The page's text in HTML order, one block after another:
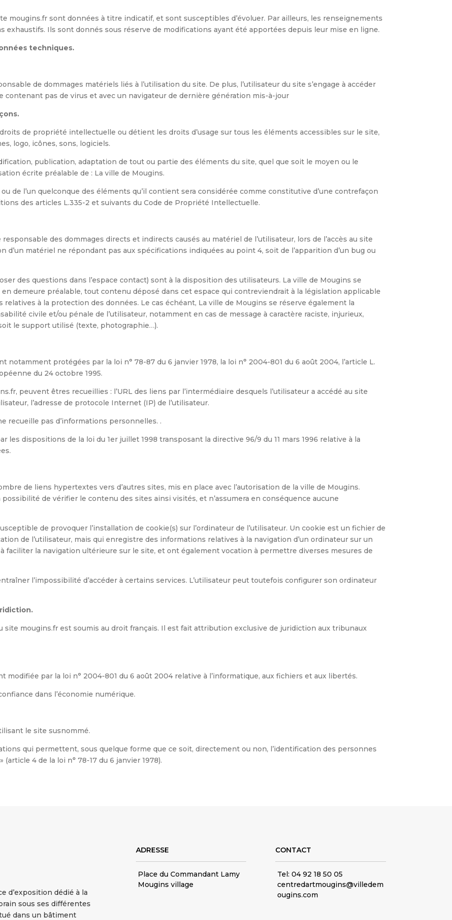
mougins.fr sont données à titre indicatif, et sont susceptibles d’évoluer. Par ailleurs, les renseignements
exhaustifs. Ils sont donnés sous réserve de modifications ayant été apportées depuis leur mise en ligne.
techniques.
de dommages matériels liés à l’utilisation du site. De plus, l’utilisateur du site s’engage à accéder
pas de virus et avec un navigateur de dernière génération mis-à-jour
de propriété intellectuelle ou détient les droits d’usage sur tous les éléments accessibles sur le site,
logo, icônes, sons, logiciels.
publication, adaptation de tout ou partie des éléments du site, quel que soit le moyen ou le
écrite préalable de : La ville de Mougins.
de l’un quelconque des éléments qu’il contient sera considérée comme constitutive d’une contrefaçon
des articles L.335-2 et suivants du Code de Propriété Intellectuelle.
des dommages directs et indirects causés au matériel de l’utilisateur, lors de l’accès au site
d’un matériel ne répondant pas aux spécifications indiquées au point 4, soit de l’apparition d’un bug ou
des questions dans l’espace contact) sont à la disposition des utilisateurs. La ville de Mougins se
demeure préalable, tout contenu déposé dans cet espace qui contreviendrait à la législation applicable
à la protection des données. Le cas échéant, La ville de Mougins se réserve également la
civile et/ou pénale de l’utilisateur, notamment en cas de message à caractère raciste, injurieux,
le support utilisé (texte, photographie…).
notamment protégées par la loi n° 78-87 du 6 janvier 1978, la loi n° 2004-801 du 6 août 2004, l’article L.
du 24 octobre 1995.
peuvent êtres recueillies : l’URL des liens par l’intermédiaire desquels l’utilisateur a accédé au site
l’adresse de protocole Internet (IP) de l’utilisateur.
recueille pas d’informations personnelles. .
les dispositions de la loi du 1er juillet 1998 transposant la directive 96/9 du 11 mars 1996 relative à la
de liens hypertextes vers d’autres sites, mis en place avec l’autorisation de la ville de Mougins.
possibilité de vérifier le contenu des sites ainsi visités, et n’assumera en conséquence aucune
de provoquer l’installation de cookie(s) sur l’ordinateur de l’utilisateur. Un cookie est un fichier de
de l’utilisateur, mais qui enregistre des informations relatives à la navigation d’un ordinateur sur un
faciliter la navigation ultérieure sur le site, et ont également vocation à permettre diverses mesures de
l’impossibilité d’accéder à certains services. L’utilisateur peut toutefois configurer son ordinateur
site mougins.fr est soumis au droit français. Il est fait attribution exclusive de juridiction aux tribunaux
modifiée par la loi n° 2004-801 du 6 août 2004 relative à l’informatique, aux fichiers et aux libertés.
dans l’économie numérique.
le site susnommé.
qui permettent, sous quelque forme que ce soit, directement ou non, l’identification des personnes
4 de la loi n° 78-17 du 6 janvier 1978).
d’exposition dédié à la
sous ses différentes
dans un bâtiment
ADRESSE
Place du Commandant Lamy
Mougins village
CONTACT
Tel: 04 92 18 50 05
centredartmougins@villedem
ougins.com